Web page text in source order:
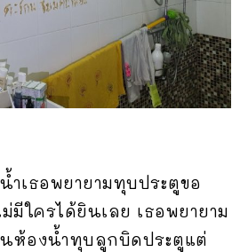
เธอพยายามทุบประตูขอ
มีใครได้ยินเลย เธอพยายาม
ห้องน้ำทุบลูกบิดประตูแต่